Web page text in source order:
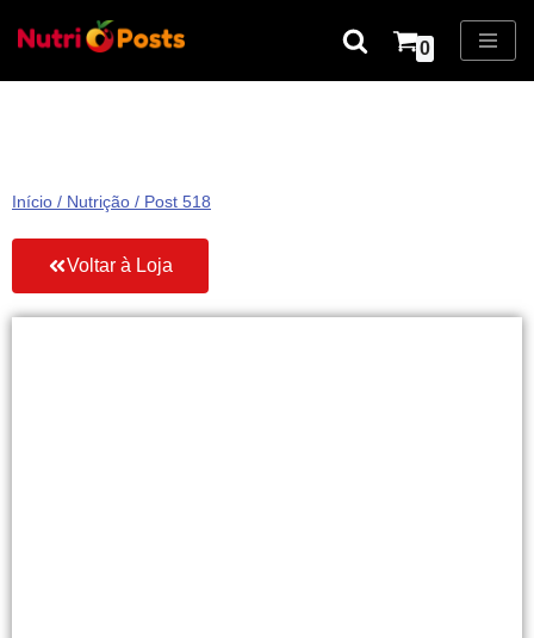
0
Início / Nutrição / Post 518
Voltar à Loja